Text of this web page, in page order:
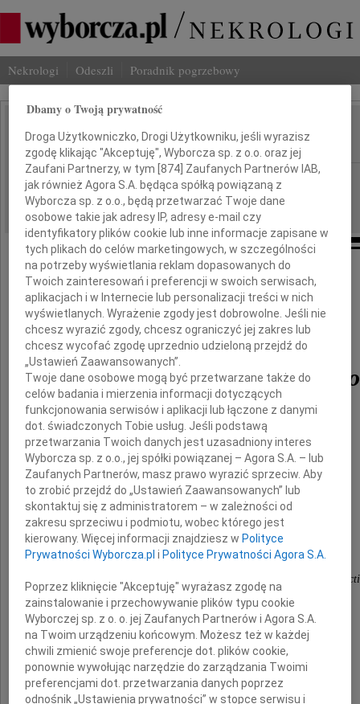
Nekrologi Odeszli Poradnik pogrzebowy
IMIĘ I NAZWISKO: Maciej Kozłowski
REGION: Warszawa
DATA EMISJI: 14.05.2010
Z głębokim żalem żegnamy
naszego Przyjaciela, świetnego aktora
Macieja Kozłowskiego
Rodzinie i Najbliższym
składamy najszczersze wyrazy współczucia
Jerzy Hoffman , Jerzy Michaluk
oraz koledzy z "Zodiak Jerzy Hoffman Film
Dbamy o Twoją prywatność
Droga Użytkowniczko, Drogi Użytkowniku, jeśli wyrazisz
zgodę klikając "Akceptuję", Wyborcza sp. z o.o. oraz jej
Zaufani Partnerzy, w tym [874] Zaufanych Partnerów IAB,
jak również Agora S.A. będąca spółką powiązaną z
Wyborcza sp. z o.o., będą przetwarzać Twoje dane
osobowe takie jak adresy IP, adresy e-mail czy
identyfikatory plików cookie lub inne informacje zapisane w
tych plikach do celów marketingowych, w szczególności
na potrzeby wyświetlania reklam dopasowanych do
Twoich zainteresowań i preferencji w swoich serwisach,
aplikacjach i w Internecie lub personalizacji treści w nich
wyświetlanych. Wyrażenie zgody jest dobrowolne. Jeśli nie
chcesz wyrazić zgody, chcesz ograniczyć jej zakres lub
chcesz wycofać zgodę uprzednio udzieloną przejdź do
„Ustawień Zaawansowanych”.
Twoje dane osobowe mogą być przetwarzane także do
celów badania i mierzenia informacji dotyczących
funkcjonowania serwisów i aplikacji lub łączone z danymi
dot. świadczonych Tobie usług. Jeśli podstawą
przetwarzania Twoich danych jest uzasadniony interes
Wyborcza sp. z o.o., jej spółki powiązanej – Agora S.A. – lub
Zaufanych Partnerów, masz prawo wyrazić sprzeciw. Aby
to zrobić przejdź do „Ustawień Zaawansowanych” lub
skontaktuj się z administratorem – w zależności od
zakresu sprzeciwu i podmiotu, wobec którego jest
kierowany. Więcej informacji znajdziesz wPolityce
Prywatności Wyborcza.pl iPolityce Prywatności Agora S.A.
Poprzez kliknięcie "Akceptuję" wyrażasz zgodę na
zainstalowanie i przechowywanie plików typu cookie
Wyborczej sp. z o. o. jej Zaufanych Partnerów i Agora S.A.
na Twoim urządzeniu końcowym. Możesz też w każdej
chwili zmienić swoje preferencje dot. plików cookie,
ponownie wywołując narzędzie do zarządzania Twoimi
preferencjami dot. przetwarzania danych poprzez
odnośnik „Ustawienia prywatności” w stopce serwisu i